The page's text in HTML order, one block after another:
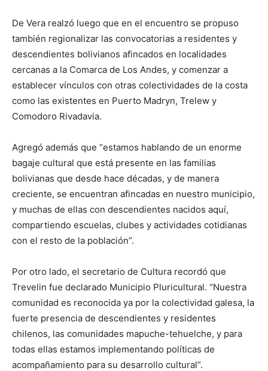
De Vera realzó luego que en el encuentro se propuso
también regionalizar las convocatorias a residentes y
descendientes bolivianos afincados en localidades
cercanas a la Comarca de Los Andes, y comenzar a
establecer vínculos con otras colectividades de la costa
como las existentes en Puerto Madryn, Trelew y
Comodoro Rivadavia.
Agregó además que “estamos hablando de un enorme
bagaje cultural que está presente en las familias
bolivianas que desde hace décadas, y de manera
creciente, se encuentran afincadas en nuestro municipio,
y muchas de ellas con descendientes nacidos aquí,
compartiendo escuelas, clubes y actividades cotidianas
con el resto de la población”.
Por otro lado, el secretario de Cultura recordó que
Trevelin fue declarado Municipio Pluricultural. “Nuestra
comunidad es reconocida ya por la colectividad galesa, la
fuerte presencia de descendientes y residentes
chilenos, las comunidades mapuche-tehuelche, y para
todas ellas estamos implementando políticas de
acompañamiento para su desarrollo cultural”.